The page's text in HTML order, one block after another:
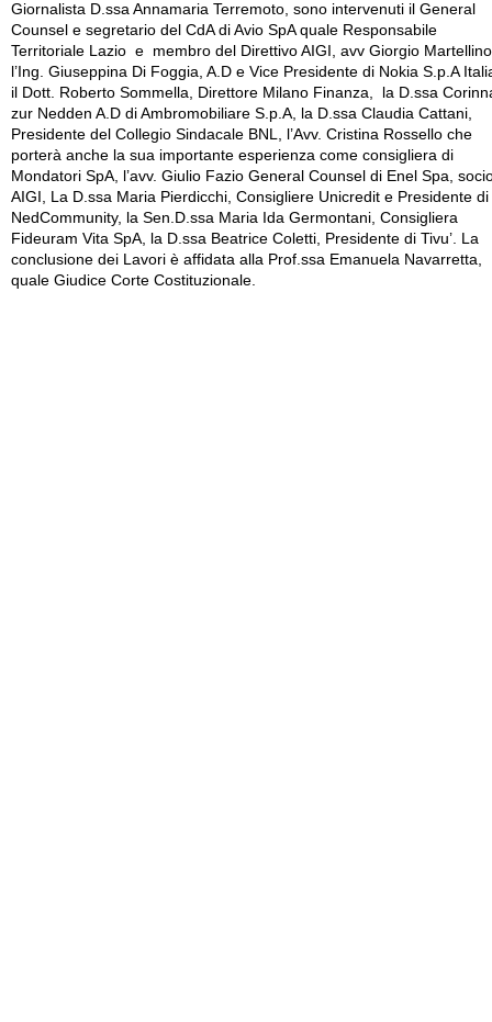
Giornalista D.ssa Annamaria Terremoto, sono intervenuti il General
Counsel e segretario del CdA di Avio SpA quale Responsabile
Territoriale Lazio e membro del Direttivo AIGI, avv Giorgio
l’Ing. Giuseppina Di Foggia, A.D e Vice Presidente di Nokia S.p.A
il Dott. Roberto Sommella, Direttore Milano Finanza, la D.ssa
zur Nedden A.D di Ambromobiliare S.p.A, la D.ssa Claudia Cattani,
Presidente del Collegio Sindacale BNL, l’Avv. Cristina Rossello che
porterà anche la sua importante esperienza come consigliera di
Mondatori SpA, l’avv. Giulio Fazio General Counsel di Enel Spa,
AIGI, La D.ssa Maria Pierdicchi, Consigliere Unicredit e Presidente di
NedCommunity, la Sen.D.ssa Maria Ida Germontani, Consigliera
Fideuram Vita SpA, la D.ssa Beatrice Coletti, Presidente di Tivu’. La
conclusione dei Lavori è affidata alla Prof.ssa Emanuela Navarretta,
quale Giudice Corte Costituzionale.